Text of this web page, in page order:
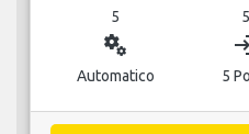
5 5
miscellaneous_services
Automatico 5